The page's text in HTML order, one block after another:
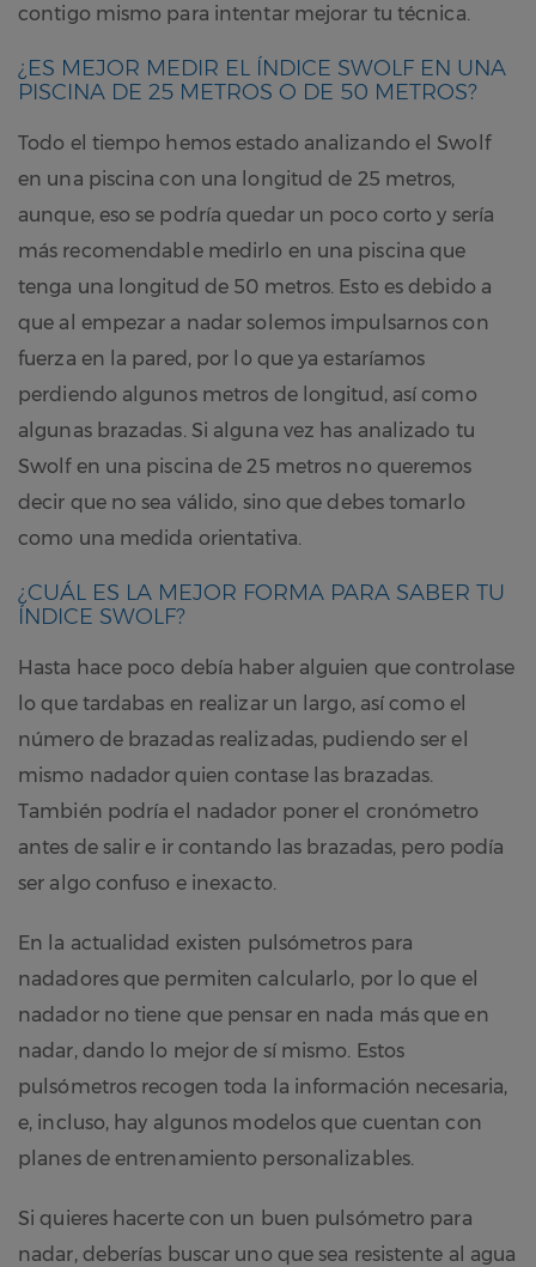
contigo mismo para intentar mejorar tu técnica.
¿ES MEJOR MEDIR EL ÍNDICE SWOLF EN UNA
PISCINA DE 25 METROS O DE 50 METROS?
Todo el tiempo hemos estado analizando el Swolf
en una piscina con una longitud de 25 metros,
aunque, eso se podría quedar un poco corto y sería
más recomendable medirlo en una piscina que
tenga una longitud de 50 metros. Esto es debido a
que al empezar a nadar solemos impulsarnos con
fuerza en la pared, por lo que ya estaríamos
perdiendo algunos metros de longitud, así como
algunas brazadas. Si alguna vez has analizado tu
Swolf en una piscina de 25 metros no queremos
decir que no sea válido, sino que debes tomarlo
como una medida orientativa.
¿CUÁL ES LA MEJOR FORMA PARA SABER TU
ÍNDICE SWOLF?
Hasta hace poco debía haber alguien que controlase
lo que tardabas en realizar un largo, así como el
número de brazadas realizadas, pudiendo ser el
mismo nadador quien contase las brazadas.
También podría el nadador poner el cronómetro
antes de salir e ir contando las brazadas, pero podía
ser algo confuso e inexacto.
En la actualidad existen pulsómetros para
nadadores que permiten calcularlo, por lo que el
nadador no tiene que pensar en nada más que en
nadar, dando lo mejor de sí mismo. Estos
pulsómetros recogen toda la información necesaria,
e, incluso, hay algunos modelos que cuentan con
planes de entrenamiento personalizables.
Si quieres hacerte con un buen pulsómetro para
nadar, deberías buscar uno que sea resistente al agua